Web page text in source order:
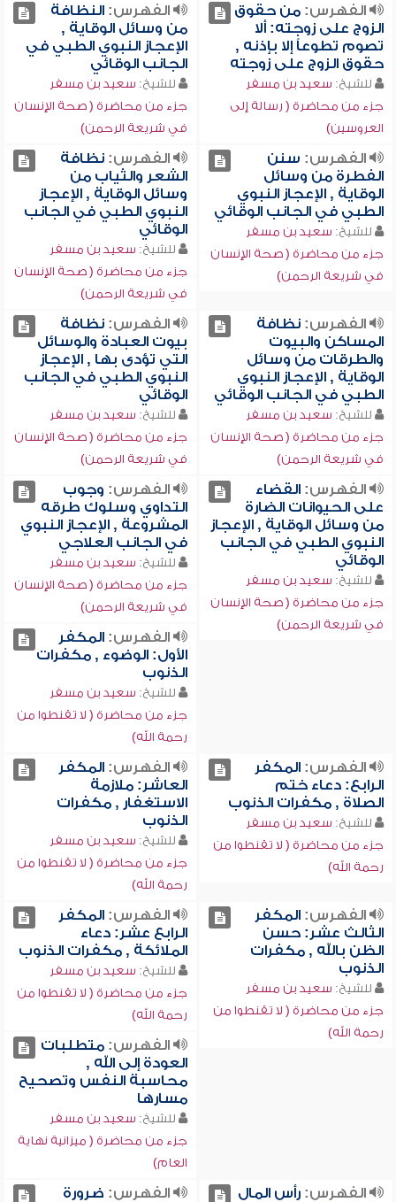
الفهرس:من حقوق
الزوج على زوجته: ألا
تصوم تطوعاً إلا بإذنه ,
حقوق الزوج على زوجته
للشيخ: سعيد بن مسفر
جزء من محاضرة ( رسالة إلى
العروسين)
الفهرس:النظافة
من وسائل الوقاية ,
الإعجاز النبوي الطبي في
الجانب الوقائي
للشيخ: سعيد بن مسفر
جزء من محاضرة ( صحة الإنسان
في شريعة الرحمن)
الفهرس: سنن
الفطرة من وسائل
الوقاية , الإعجاز النبوي
الطبي في الجانب الوقائي
للشيخ: سعيد بن مسفر
جزء من محاضرة ( صحة الإنسان
في شريعة الرحمن)
الفهرس:نظافة
الشعر والثياب من
وسائل الوقاية , الإعجاز
النبوي الطبي في الجانب
الوقائي
للشيخ: سعيد بن مسفر
جزء من محاضرة ( صحة الإنسان
في شريعة الرحمن)
الفهرس:نظافة
المساكن والبيوت
والطرقات من وسائل
الوقاية , الإعجاز النبوي
الطبي في الجانب الوقائي
للشيخ: سعيد بن مسفر
جزء من محاضرة ( صحة الإنسان
في شريعة الرحمن)
الفهرس:نظافة
بيوت العبادة والوسائل
التي تؤدى بها , الإعجاز
النبوي الطبي في الجانب
الوقائي
للشيخ: سعيد بن مسفر
جزء من محاضرة ( صحة الإنسان
في شريعة الرحمن)
الفهرس:القضاء
على الحيوانات الضارة
من وسائل الوقاية , الإعجاز
النبوي الطبي في الجانب
الوقائي
للشيخ: سعيد بن مسفر
جزء من محاضرة ( صحة الإنسان
في شريعة الرحمن)
الفهرس: وجوب
التداوي وسلوك طرقه
المشروعة , الإعجاز النبوي
في الجانب العلاجي
للشيخ: سعيد بن مسفر
جزء من محاضرة ( صحة الإنسان
في شريعة الرحمن)
الفهرس:المكفر
الأول: الوضوء , مكفرات
الذنوب
للشيخ: سعيد بن مسفر
جزء من محاضرة ( لا تقنطوا من
رحمة الله)
الفهرس:المكفر
الرابع: دعاء ختم
الصلاة , مكفرات الذنوب
للشيخ: سعيد بن مسفر
جزء من محاضرة ( لا تقنطوا من
رحمة الله)
الفهرس:المكفر
العاشر: ملازمة
الاستغفار , مكفرات
الذنوب
للشيخ: سعيد بن مسفر
جزء من محاضرة ( لا تقنطوا من
رحمة الله)
الفهرس:المكفر
الثالث عشر: حسن
الظن بالله , مكفرات
الذنوب
للشيخ: سعيد بن مسفر
جزء من محاضرة ( لا تقنطوا من
رحمة الله)
الفهرس:المكفر
الرابع عشر: دعاء
الملائكة , مكفرات الذنوب
للشيخ: سعيد بن مسفر
جزء من محاضرة ( لا تقنطوا من
رحمة الله)
الفهرس:متطلبات
العودة إلى الله ,
محاسبة النفس وتصحيح
مسارها
للشيخ: سعيد بن مسفر
جزء من محاضرة ( ميزانية نهاية
العام)
الفهرس:رأس المال
الفهرس: ضرورة